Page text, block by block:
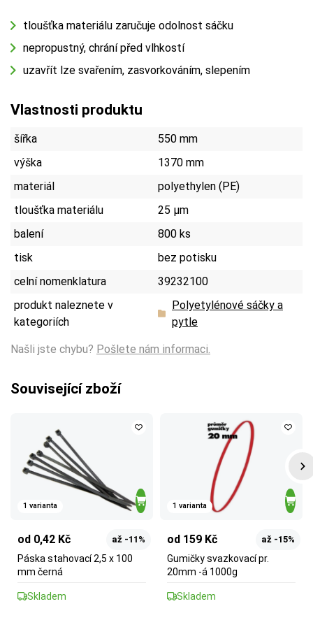
tloušťka materiálu zaručuje odolnost sáčku
nepropustný, chrání před vlhkostí
uzavřít lze svařením, zasvorkováním, slepením
Vlastnosti produktu
šířka
550 mm
výška
1370 mm
materiál
polyethylen (PE)
tloušťka materiálu
25 µm
balení
800 ks
tisk
bez potisku
celní nomenklatura
39232100
produkt naleznete v
kategoriích
Polyetylénové sáčky a
pytle
Našli jste chybu? Pošlete nám informaci.
Související zboží
1 varianta
od 0,42 Kč až -11%
Páska stahovací 2,5 x 100
mm černá
Skladem
1 varianta
od 159 Kč až -15%
Gumičky svazkovací pr.
20mm -á 1000g
Skladem